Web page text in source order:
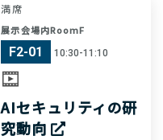
満席
展示会場内RoomF
F2-01 10:30-11:10
AIセキュリティの研
究動向